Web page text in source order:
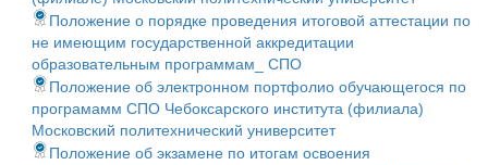
Положение о порядке проведения итоговой аттестации по
не имеющим государственной аккредитации
образовательным программам_ СПО
Положение об электронном портфолио обучающегося по
програмамм СПО Чебоксарского института (филиала)
Московский политехнический университет
Положение об экзамене по итогам освоения